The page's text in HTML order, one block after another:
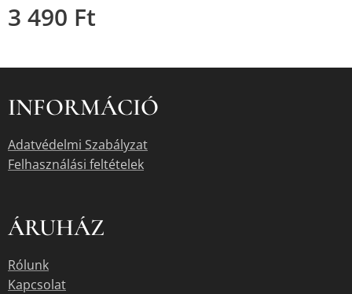
3 490 Ft
INFORMÁCIÓ
Adatvédelmi Szabályzat
Felhasználási feltételek
ÁRUHÁZ
Rólunk
Kapcsolat